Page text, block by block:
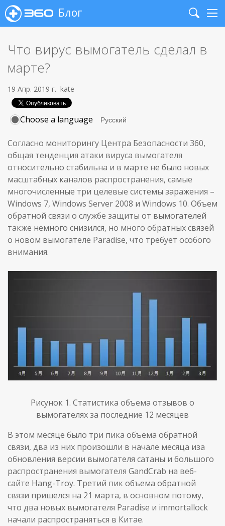
Блог
Search
Что вирус вымогатель сделал в
марте?
19 Апр. 2019 г. kate
Choose a language
Согласно мониторингу Центра Безопасности 360,
общая тенденция атаки вируса вымогателя
относительно стабильна и в марте не было новых
масштабных каналов распространения, самые
многочисленные три целевые системы заражения –
Windows 7, Windows Server 2008 и Windows 10. Объем
обратной связи о службе защиты от вымогателей
также немного снизился, но много обратных связей
о новом вымогателе Paradise, что требует особого
внимания.
Рисунок 1. Статистика объема отзывов о
вымогателях за последние 12 месяцев
В этом месяце было три пика объема обратной
связи, два из них произошли в начале месяца иза
обновления версии вымогателя сатаны и большого
распространения вымогателя GandCrab на веб-
сайте Hang-Troy. Третий пик объема обратной
связи пришелся на 21 марта, в основном потому,
что два новых вымогателя Paradise и immortallock
начали распространяться в Китае.